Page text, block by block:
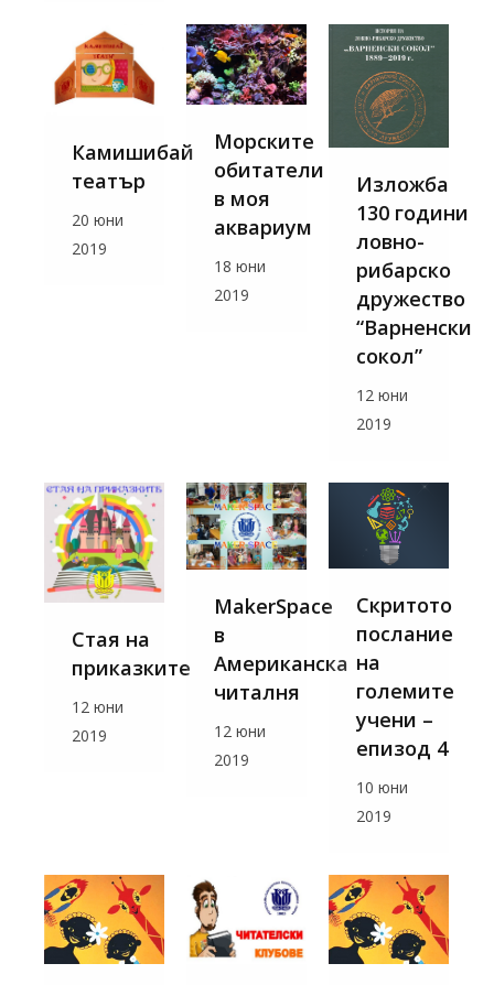
Камишибай
театър
20 юни
2019
Морските
обитатели
в моя
аквариум
18 юни
2019
Изложба
130 години
ловно-
рибарско
дружество
“Варненски
сокол”
12 юни
2019
Стая на
приказките
12 юни
2019
MakerSpace
в
Американска
читалня
12 юни
2019
Скритото
послание
на
големите
учени –
епизод 4
10 юни
2019